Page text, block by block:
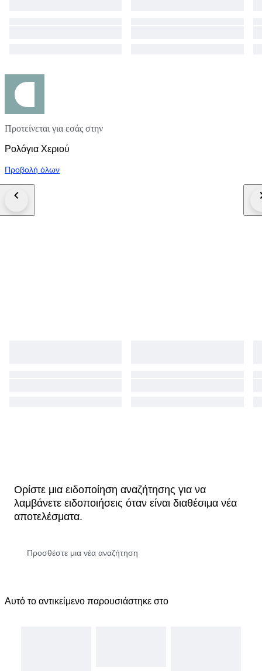
Προτείνεται για εσάς στην
Ρολόγια Χεριού
Προβολή όλων
Ορίστε μια ειδοποίηση αναζήτησης για να
λαμβάνετε ειδοποιήσεις όταν είναι διαθέσιμα νέα
αποτελέσματα.
Αυτό το αντικείμενο παρουσιάστηκε στο